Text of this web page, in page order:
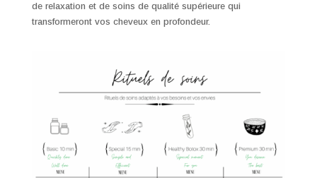
de relaxation et de soins de qualité supérieure qui
transformeront vos cheveux en profondeur.